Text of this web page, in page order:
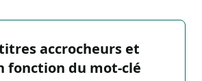
accrocheurs et
fonction du mot-clé